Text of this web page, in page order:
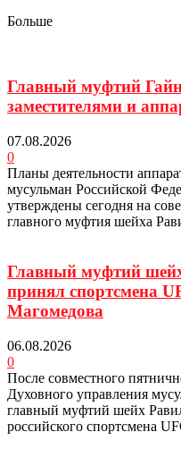
Больше
Главный муфтий
заместителями и
07.08.2026
0
Планы деятельности
мусульман Российской
утверждены сегодня на
главного муфтия шейха
Главный муфтий
принял спортсмена
Магомедова
06.08.2026
0
После совместного
Духовного управления
главный муфтий шейх
российского спортсмена